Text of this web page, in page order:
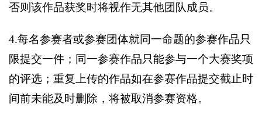
否则该作品获奖时将视作无其他团队成员。
4.每名参赛者或参赛团体就同一命题的参赛作品只
限提交一件；同一参赛作品只能参与一个大赛奖项
的评选；重复上传的作品如在参赛作品提交截止时
间前未能及时删除，将被取消参赛资格。